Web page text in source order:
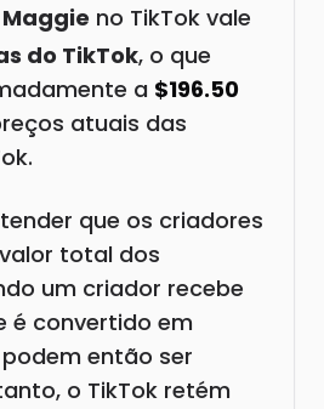
Maggie no TikTok vale
do TikTok, o que
a $196.50
atuais das
que os criadores
total dos
um criador recebe
é convertido em
então ser
o TikTok retém